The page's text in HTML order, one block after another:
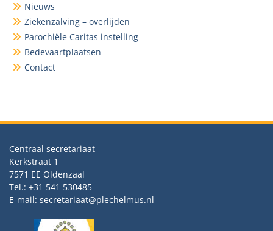
Nieuws
Ziekenzalving – overlijden
Parochiële Caritas instelling
Bedevaartplaatsen
Contact
Centraal secretariaat
Kerkstraat 1
7571 EE Oldenzaal
Tel.: +31 541 530485
E-mail: secretariaat@plechelmus.nl